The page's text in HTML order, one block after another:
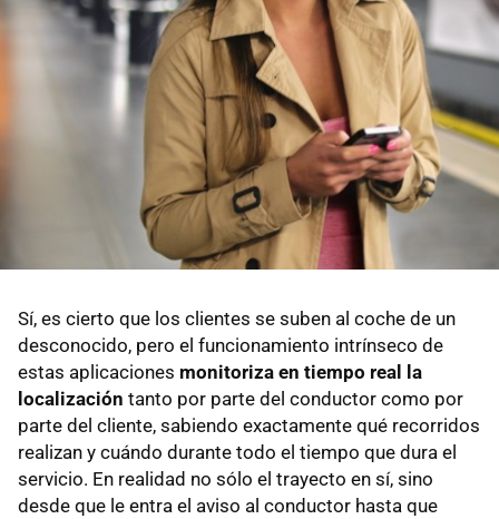
Sí, es cierto que los clientes se suben al coche de un
desconocido, pero el funcionamiento intrínseco de
estas aplicaciones monitoriza en tiempo real la
localización tanto por parte del conductor como por
parte del cliente, sabiendo exactamente qué recorridos
realizan y cuándo durante todo el tiempo que dura el
servicio. En realidad no sólo el trayecto en sí, sino
desde que le entra el aviso al conductor hasta que